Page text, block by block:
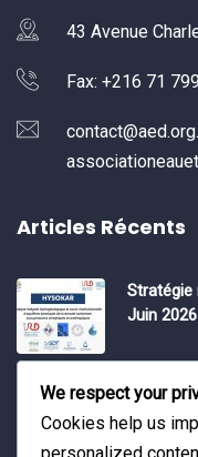
43 Avenue
Fax: +216 71
Articles Récents
Stratégie
Juin 2026
Water
We respect your
Cookies help us